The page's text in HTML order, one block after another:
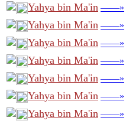
Yahya bin Ma'in ——»
Yahya bin Ma'in ——»
Yahya bin Ma'in ——»
Yahya bin Ma'in ——»
Yahya bin Ma'in ——»
Yahya bin Ma'in ——»
Yahya bin Ma'in ——»